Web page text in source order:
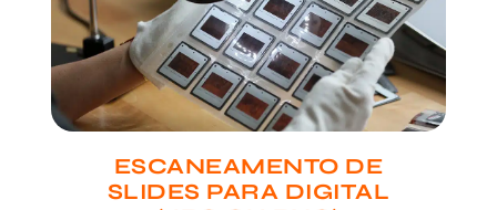
ESCANEAMENTO DE
SLIDES PARA DIGITAL